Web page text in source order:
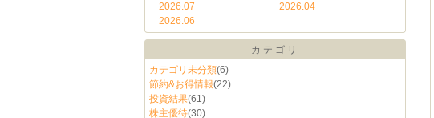
2026.07
2026.06
2026.04
カテゴリ
カテゴリ未分類(6)
節約&お得情報(22)
投資結果(61)
株主優待(30)